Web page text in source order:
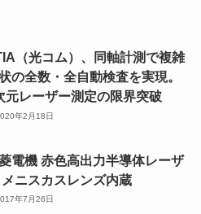
（光コム）、同軸計測で複雑
の全数・全自動検査を実現。
元レーザー測定の限界突破
年2月18日
電機 赤色高出力半導体レーザ
メニスカスレンズ内蔵
年7月26日